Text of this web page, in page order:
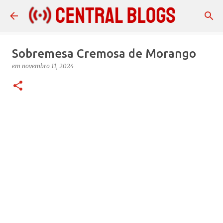
Pular para o conteúdo principal
Sobremesa Cremosa de Morango
em novembro 11, 2024